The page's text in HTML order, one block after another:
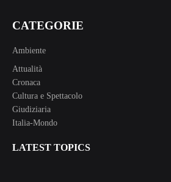
CATEGORIE
Ambiente
Attualità
Cronaca
Cultura e Spettacolo
Giudiziaria
Italia-Mondo
LATEST TOPICS